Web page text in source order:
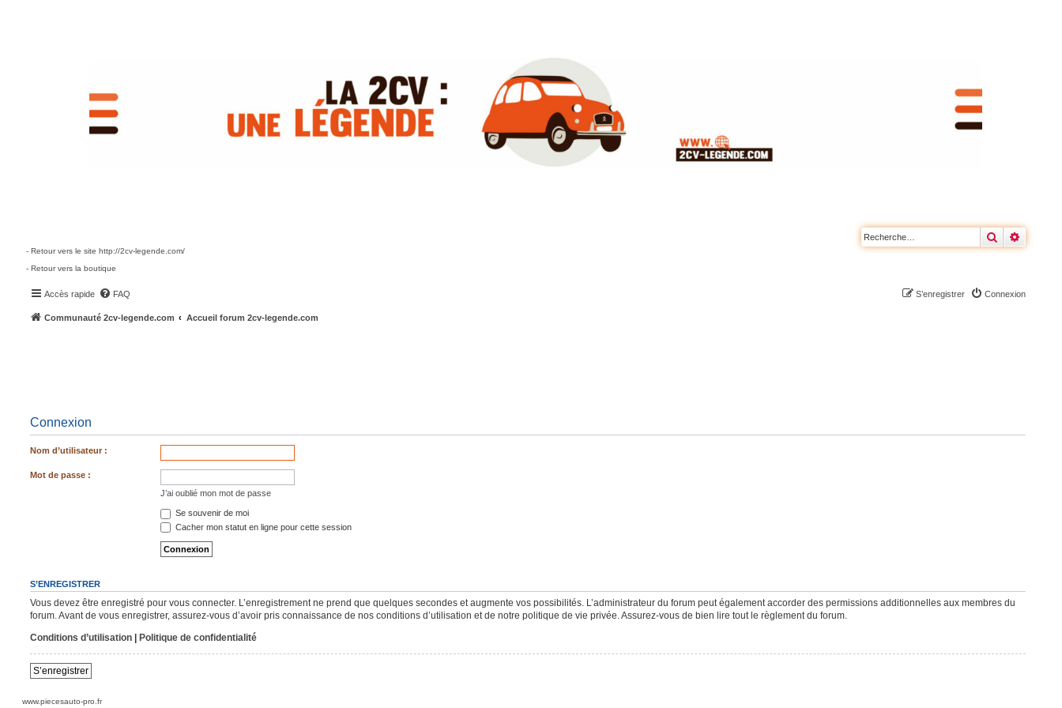
Rechercher
- Retour vers le site http://2cv-legende.com/
- Retour vers la boutique
Accès rapide FAQ Connexion
S’enregistrer
Communauté 2cv-legende.com Accueil forum 2cv-legende.com
Connexion
Nom d’utilisateur :
Mot de passe :
J’ai oublié mon mot de passe
Se souvenir de moi
Cacher mon statut en ligne pour cette session
S’ENREGISTRER
Vous devez être enregistré pour vous connecter. L’enregistrement ne prend que quelques secondes et augmente vos possibilités. L’administrateur du forum peut également accorder des permissions additionnelles aux membres du
forum. Avant de vous enregistrer, assurez-vous d’avoir pris connaissance de nos conditions d’utilisation et de notre politique de vie privée. Assurez-vous de bien lire tout le règlement du forum.
Conditions d’utilisation| Politique de confidentialité
S’enregistrer
www.piecesauto-pro.fr